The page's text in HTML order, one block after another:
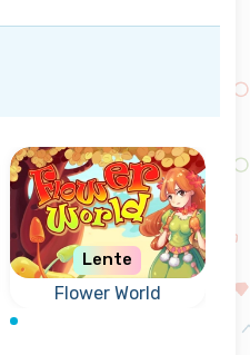
Flower World
Lente